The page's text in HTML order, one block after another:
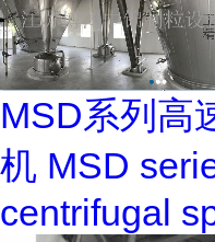
MSD系列高
机 MSD
centrifugal